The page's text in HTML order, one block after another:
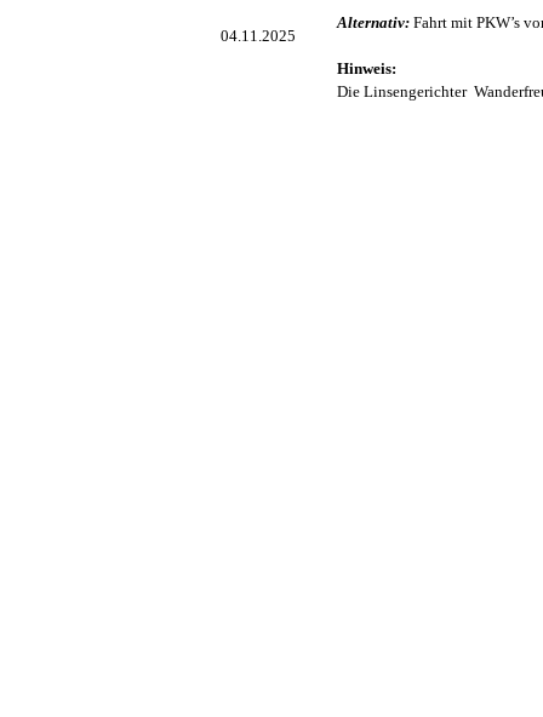
04.11.2025
Alternativ: Fahrt mit PKW’s
Hinweis:
Die Linsengerichter